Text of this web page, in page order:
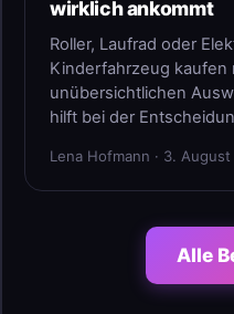
wirklich ankommt
Roller, Laufrad oder
Kinderfahrzeug
unübersichtlichen
hilft bei der
Lena Hofmann · 3.
Alle